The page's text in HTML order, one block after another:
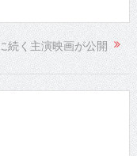
続く主演映画が公開